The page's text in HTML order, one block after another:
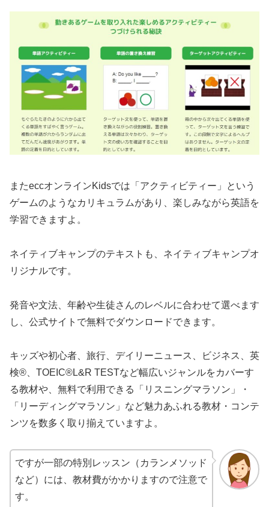
またeccオンラインKidsでは「アクティビティー」という
ゲームのようなカリキュラムがあり、楽しみながら英語を
学習できますよ。
ネイティブキャンプのテキストも、ネイティブキャンプオ
リジナルです。
発音や文法、年齢や生徒さんのレベルに合わせて選べます
し、公式サイトで無料でダウンロードできます。
キッズや初心者、旅行、デイリーニュース、ビジネス、英
検®、TOEIC®L&R TESTなど幅広いジャンルをカバーす
る教材や、無料で利用できる「リスニングマラソン」・
「リーディングマラソン」など魅力あふれる教材・コンテ
ンツを数多く取り揃えていますよ。
ですが一部の特別レッスン（カランメソッド
など）には、教材費がかかりますので注意で
す。